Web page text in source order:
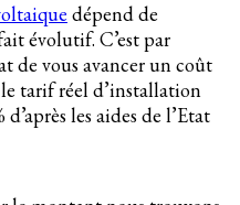
dépend de
évolutif. C’est par
de vous avancer un coût
tarif réel d’installation
les aides de l’Etat